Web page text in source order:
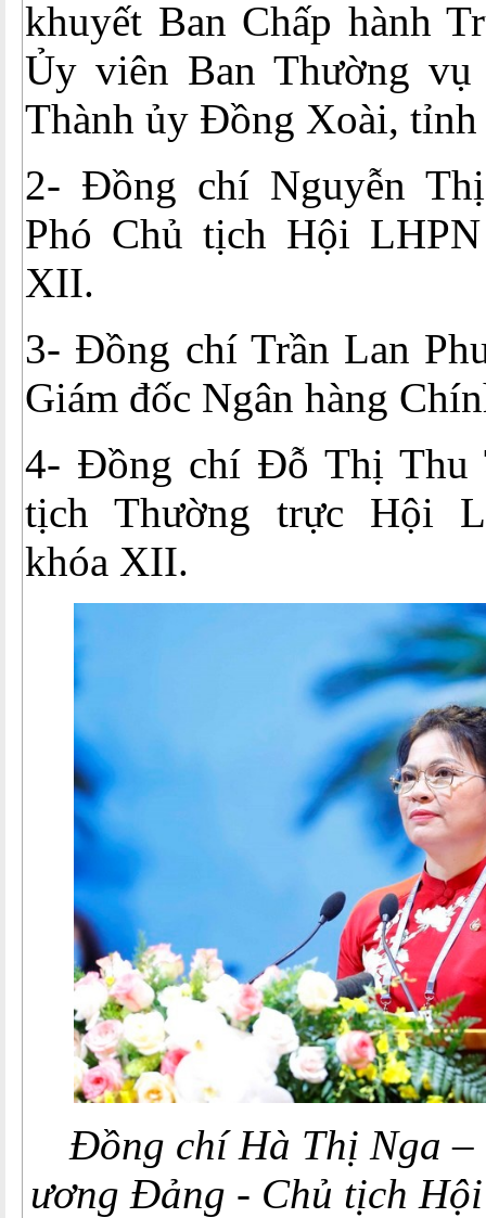
khuyết Ban Chấp hành
Ủy viên Ban Thường
Thành ủy Đồng Xoài,
2- Đồng chí Nguyễn
Phó Chủ tịch Hội
XII.
3- Đồng chí Trần Lan
Giám đốc Ngân hàng
4- Đồng chí Đỗ Thị Thu
tịch Thường trực Hội
khóa XII.
Đồng chí Hà Thị Nga –
ương Đảng - Chủ tịch